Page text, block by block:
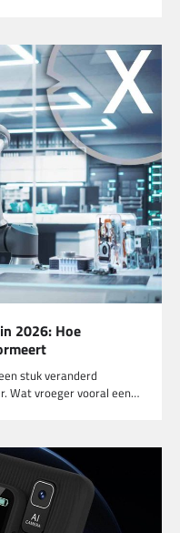
2026: Hoe
stuk veranderd
Wat vroeger vooral een…